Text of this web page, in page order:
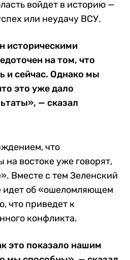
войдет в историю —
или неудачу ВСУ.
историческими
на том, что
и сейчас. Однако мы
это уже дало
— сказал
что
востоке уже говорят,
Вместе с тем Зеленский
идет об «ошеломляющем
что приведет к
конфликта.
это показало нашим